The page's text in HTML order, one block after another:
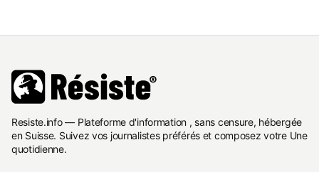
Resiste.info — Plateforme d'information , sans censure, hébergée
en Suisse. Suivez vos journalistes préférés et composez votre Une
quotidienne.